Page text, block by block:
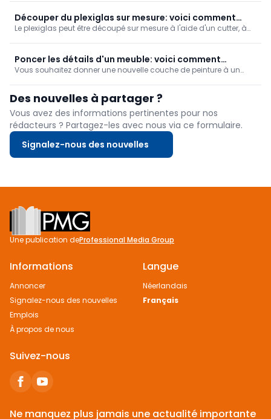
petit récipient souple en caoutchouc.
Découper du plexiglas sur mesure: voici comment
faire
Le plexiglas peut être découpé sur mesure à l'aide d'un cutter, à
Poncer les détails d'un meuble: voici comment
procéder
Vous souhaitez donner une nouvelle couche de peinture à un
Découvrez la meilleure façon de procéder pour obtenir une
surface parfaitement prête à être peinte.
Des nouvelles à partager ?
Vous avez des informations pertinentes pour nos
rédacteurs ? Partagez-les avec nous via ce formulaire.
Signalez-nous des nouvelles
Footer
Une publication deProfessional Media Group
Informations
Annoncer
Signalez-nous des nouvelles
Emplois
À propos de nous
Langue
Néerlandais
Français
Suivez-nous
Ne manquez plus jamais une actualité importante